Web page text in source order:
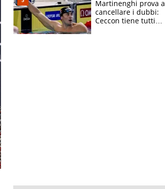
Martinenghi prova a
cancellare i dubbi:
Ceccon tiene tutti